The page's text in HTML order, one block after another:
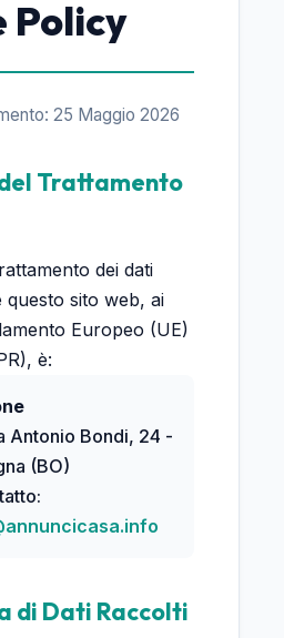
Policy
25 Maggio 2026
Trattamento
dei dati
questo sito web, ai
Europeo (UE)
è:
Antonio Bondi, 24 -
(BO)
di Dati Raccolti